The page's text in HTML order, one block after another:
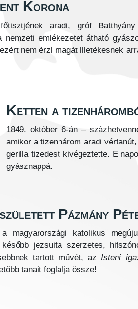
Korona
aradi, gróf
nemzeti emlékezetet átható
nem érzi magát illetékesnek
Ketten a
1849. október 6-án –
amikor a tizenhárom aradi
gerilla tizedest kivégeztette. E
gyásznappá.
Pázmány
magyarországi katolikus
jezsuita szerzetes,
tartott művét, azIsteni
tanait foglalja össze!